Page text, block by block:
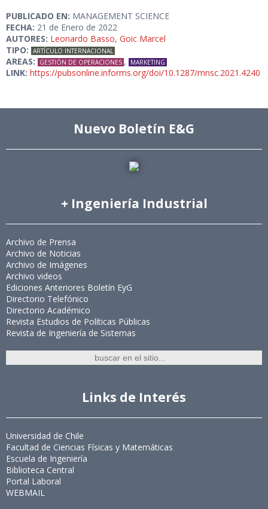
PUBLICADO EN: MANAGEMENT SCIENCE
FECHA: 21 de Enero de 2022
AUTORES: Leonardo Basso, Goic Marcel
TIPO: ARTÍCULO INTERNACIONAL
AREAS: GESTIÓN DE OPERACIONES , MARKETING
LINK: https://pubsonline.informs.org/doi/10.1287/mnsc.2021.4240
Nuevo Boletín E&G
+ Ingeniería Industrial
Archivo de Prensa
Archivo de Noticias
Archivo de Imágenes
Archivo videos
Ediciones Anteriores Boletín EyG
Directorio Telefónico
Directorio Académico
Revista Estudios de Políticas Públicas
Revista de Ingeniería de Sistemas
Links de Interés
Universidad de Chile
Facultad de Ciencias Físicas y Matemáticas
Escuela de Ingeniería
Biblioteca Central
Portal Laboral
WEBMAIL